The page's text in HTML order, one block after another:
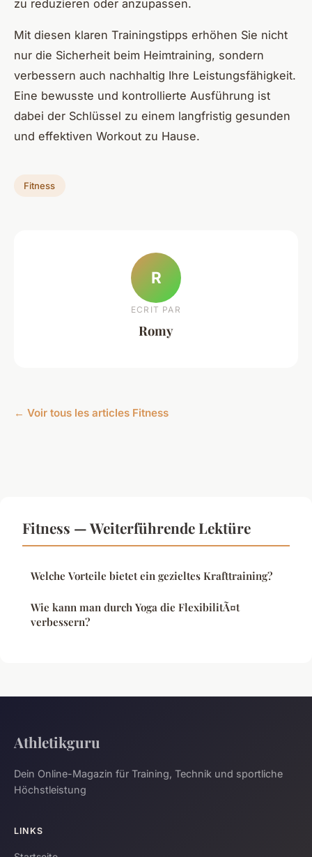
zu reduzieren oder anzupassen.
Mit diesen klaren Trainingstipps erhöhen Sie nicht
nur die Sicherheit beim Heimtraining, sondern
verbessern auch nachhaltig Ihre Leistungsfähigkeit.
Eine bewusste und kontrollierte Ausführung ist
dabei der Schlüssel zu einem langfristig gesunden
und effektiven Workout zu Hause.
Fitness
R
ECRIT PAR
Romy
← Voir tous les articles Fitness
Fitness — Weiterführende Lektüre
Welche Vorteile bietet ein gezieltes Krafttraining?
Wie kann man durch Yoga die FlexibilitÃ¤t
verbessern?
Athletikguru
Dein Online-Magazin für Training, Technik und sportliche
Höchstleistung
LINKS